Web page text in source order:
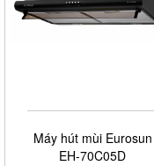
Máy hút mùi Eurosun
EH-70C05D